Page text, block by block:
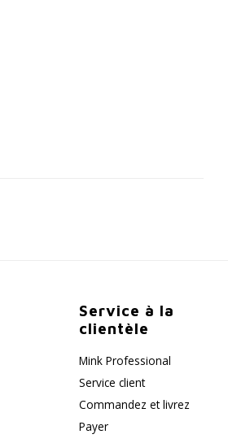
Service à la
clientèle
Mink Professional
Service client
Commandez et livrez
Payer